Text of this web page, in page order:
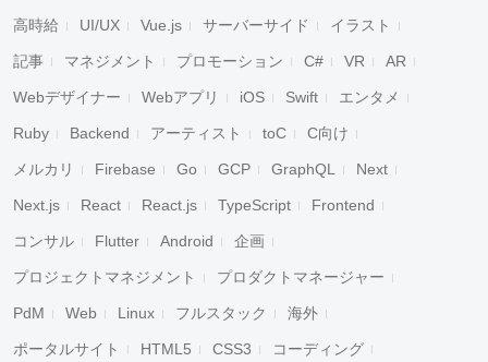
高時給 UI/UX Vue.js サーバーサイド イラスト
記事 マネジメント プロモーション C# VR AR
Webデザイナー Webアプリ iOS Swift エンタメ
Ruby Backend アーティスト toC C向け
メルカリ Firebase Go GCP GraphQL Next
Next.js React React.js TypeScript Frontend
コンサル Flutter Android 企画
プロジェクトマネジメント プロダクトマネージャー
PdM Web Linux フルスタック 海外
ポータルサイト HTML5 CSS3 コーディング